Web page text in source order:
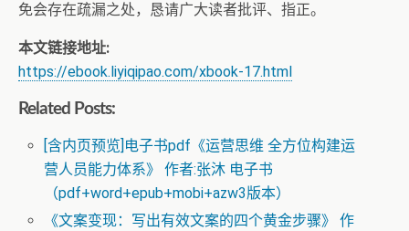
免会存在疏漏之处，恳请广大读者批评、指正。
本文链接地址:
https://ebook.liyiqipao.com/xbook-17.html
Related Posts:
[含内页预览]电子书pdf《运营思维 全方位构建运
营人员能力体系》 作者:张沐 电子书
（pdf+word+epub+mobi+azw3版本）
《文案变现：写出有效文案的四个黄金步骤》 作